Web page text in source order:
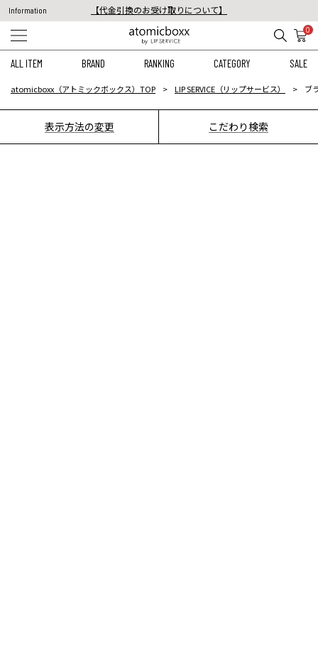
Information
【代金引換のお受け取りについて】
税込11,000円以上のご注文で送料無料！
0
ALL ITEM BRAND RANKING CATEGORY SALE
atomicboxx（アトミックボックス）TOP LIP SERVICE（リップサービス） ブ
表示方法の変更 こだわり検索